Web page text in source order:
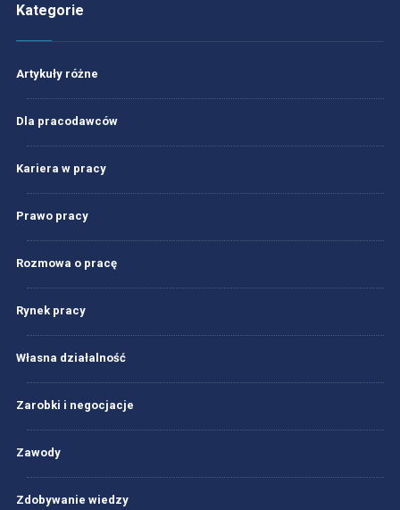
Kategorie
Artykuły różne
Dla pracodawców
Kariera w pracy
Prawo pracy
Rozmowa o pracę
Rynek pracy
Własna działalność
Zarobki i negocjacje
Zawody
Zdobywanie wiedzy